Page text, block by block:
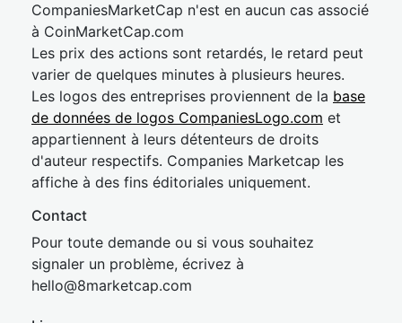
CompaniesMarketCap n'est en aucun cas associé
à CoinMarketCap.com
Les prix des actions sont retardés, le retard peut
varier de quelques minutes à plusieurs heures.
Les logos des entreprises proviennent de la base
de données de logos CompaniesLogo.com et
appartiennent à leurs détenteurs de droits
d'auteur respectifs. Companies Marketcap les
affiche à des fins éditoriales uniquement.
Contact
Pour toute demande ou si vous souhaitez
signaler un problème, écrivez à
hello@8marketcap.com